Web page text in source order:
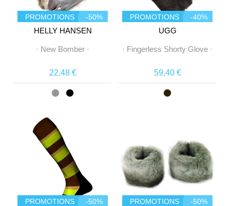
PROMOTIONS -50%
HELLY HANSEN
· New Bomber ·
22,48 €
PROMOTIONS -40%
UGG
· Fingerless Shorty Glove ·
59,40 €
PROMOTIONS -50% PROMOTIONS -50%